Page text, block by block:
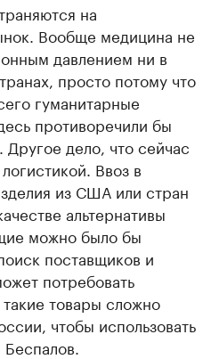
на
Вообще медицина не
давлением ни в
просто потому что
гуманитарные
противоречили бы
дело, что сейчас
Ввоз в
из США или стран
альтернативы
можно было бы
поставщиков и
потребовать
товары сложно
чтобы использовать